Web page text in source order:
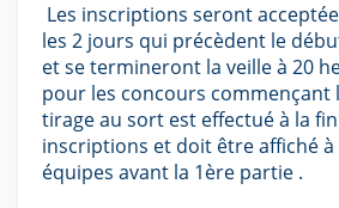
Les inscriptions seront
les 2 jours qui précèdent le
et se termineront la veille à 20
pour les concours commençant
tirage au sort est effectué à la
inscriptions et doit être affiché à
équipes avant la 1ère partie .